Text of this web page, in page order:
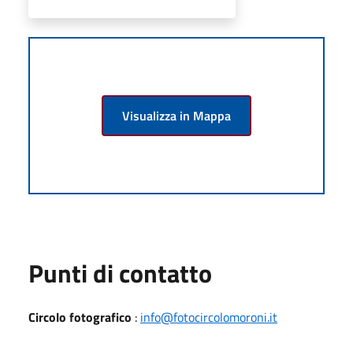
Visualizza in Mappa
Punti di contatto
Circolo fotografico : info@fotocircolomoroni.it